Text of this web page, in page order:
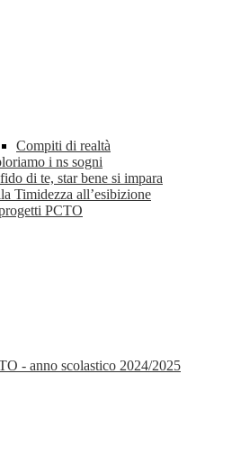
Compiti di realtà
i ns sogni
di te, star bene si impara
Timidezza all’esibizione
PCTO
- anno scolastico 2024/2025